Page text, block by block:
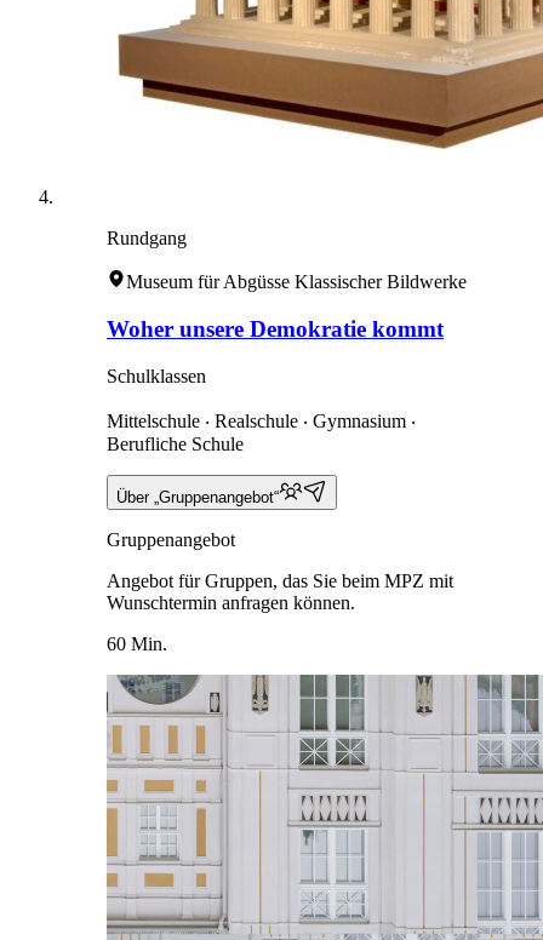
Rundgang
Museum für Abgüsse Klassischer Bildwerke
Woher unsere Demokratie kommt
Schulklassen
Mittelschule ‧ Realschule ‧ Gymnasium ‧
Berufliche Schule
Über „Gruppenangebot“
Gruppenangebot
Angebot für Gruppen, das Sie beim MPZ mit
Wunschtermin anfragen können.
60 Min.